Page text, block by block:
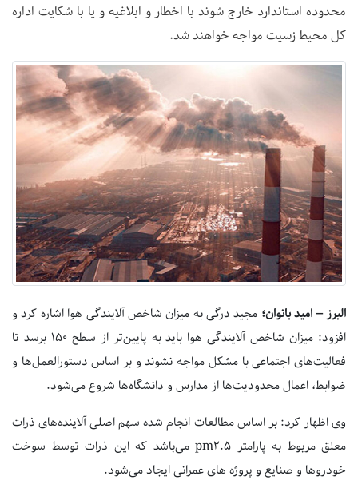
محدوده استاندارد خارج شوند با اخطار و ابلاغیه و یا با شکایت اداره
کل محیط زسیت مواجه خواهند شد.
البرز – امید بانوان؛‌ مجید درگی به میزان شاخص آلایندگی هوا اشاره کرد و
افزود: میزان شاخص آلایندگی هوا باید به پایین‌تر از سطح ۱۵۰ برسد تا
فعالیت‌های اجتماعی با مشکل مواجه نشوند و بر اساس دستور‌العمل‌ها و
ضوابط، اعمال محدودیت‌ها از مدارس و دانشگاه‌ها شروع می‌شود.
وی اظهار کرد: بر اساس مطالعات انجام شده سهم اصلی آلاینده‌های ذرات
معلق مربوط به پارامتر pm۲.۵ می‌باشد که این ذرات توسط سوخت
خودروها و صنایع و پروژه های عمرانی ایجاد می‌شود.